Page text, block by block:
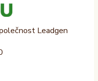
Leadgen